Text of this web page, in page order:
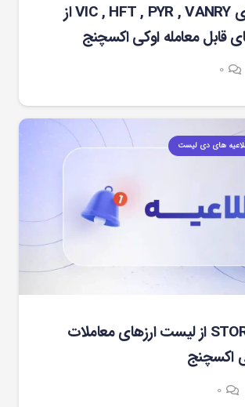
حذف ارزهای VIC , HFT , PYR , VANRY از
قابل معامله اوکی اکسچنج
۰
های دی لیست
حذف ارز STORJ از لیست ارزهای معاملات
اکسچنج
۰